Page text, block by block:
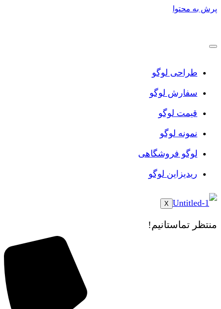
پرش به محتوا
طراحی لوگو
سفارش لوگو
قیمت لوگو
نمونه لوگو
لوگو فروشگاهی
ریدیزاین لوگو
X
منتظر تماستانیم!